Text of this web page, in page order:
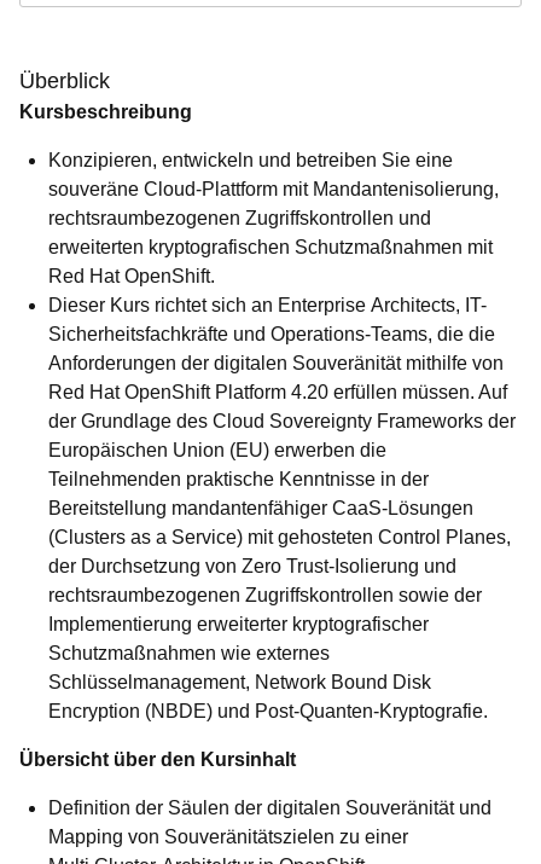
Überblick
Kursbeschreibung
Konzipieren, entwickeln und betreiben Sie eine
souveräne Cloud-Plattform mit Mandantenisolierung,
rechtsraumbezogenen Zugriffskontrollen und
erweiterten kryptografischen Schutzmaßnahmen mit
Red Hat OpenShift.
Dieser Kurs richtet sich an Enterprise Architects, IT-
Sicherheitsfachkräfte und Operations-Teams, die die
Anforderungen der digitalen Souveränität mithilfe von
Red Hat OpenShift Platform 4.20 erfüllen müssen. Auf
der Grundlage des Cloud Sovereignty Frameworks der
Europäischen Union (EU) erwerben die
Teilnehmenden praktische Kenntnisse in der
Bereitstellung mandantenfähiger CaaS-Lösungen
(Clusters as a Service) mit gehosteten Control Planes,
der Durchsetzung von Zero Trust-Isolierung und
rechtsraumbezogenen Zugriffskontrollen sowie der
Implementierung erweiterter kryptografischer
Schutzmaßnahmen wie externes
Schlüsselmanagement, Network Bound Disk
Encryption (NBDE) und Post-Quanten-Kryptografie.
Übersicht über den Kursinhalt
Definition der Säulen der digitalen Souveränität und
Mapping von Souveränitätszielen zu einer